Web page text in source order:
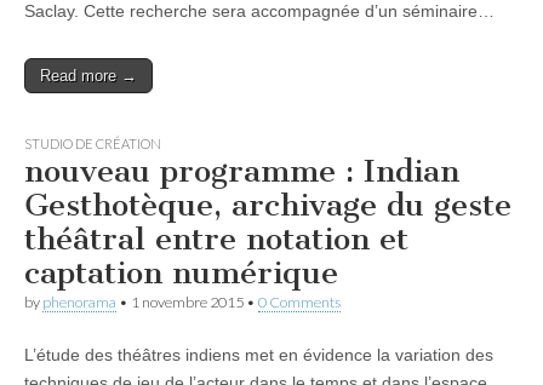
Saclay. Cette recherche sera accompagnée d’un séminaire…
Read more →
STUDIO DE CRÉATION
nouveau programme : Indian
Gesthotèque, archivage du geste
théâtral entre notation et
captation numérique
by phenorama • 1 novembre 2015 • 0 Comments
L’étude des théâtres indiens met en évidence la variation des